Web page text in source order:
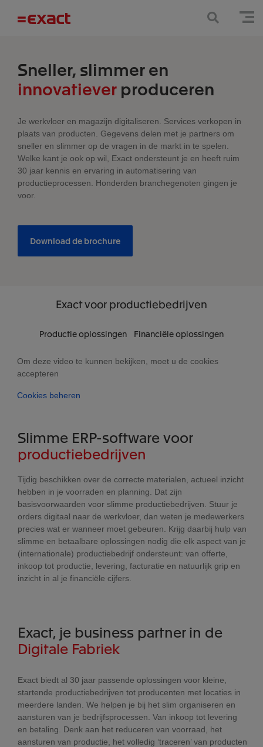
Sneller, slimmer en
innovatieverproduceren
Je werkvloer en magazijn digitaliseren. Services verkopen in
plaats van producten. Gegevens delen met je partners om
sneller en slimmer op de vragen in de markt in te spelen.
Welke kant je ook op wil, Exact ondersteunt je en heeft ruim
30 jaar kennis en ervaring in automatisering van
productieprocessen. Honderden branchegenoten gingen je
voor.
Download de brochure
Exactvoor productiebedrijven
Productie oplossingen Financiële oplossingen
Om deze video te kunnen bekijken, moet u de cookies
accepteren
Cookies beheren
Slimme ERP-software voor
productiebedrijven
Tijdig beschikken over de correcte materialen, actueel inzicht
hebben in je voorraden en planning. Dat zijn
basisvoorwaarden voor slimme productiebedrijven. Stuur je
orders digitaal naar de werkvloer, dan weten je medewerkers
precies wat er wanneer moet gebeuren. Krijg daarbij hulp van
slimme en betaalbare oplossingen nodig die elk aspect van je
(internationale) productiebedrijf ondersteunt: van offerte,
inkoop tot productie, levering, facturatie en natuurlijk grip en
inzicht in al je financiële cijfers.
Exact, je business partner in de
Digitale Fabriek
Exact biedt al 30 jaar passende oplossingen voor kleine,
startende productiebedrijven tot producenten met locaties in
meerdere landen. We helpen je bij het slim organiseren en
aansturen van je bedrijfsprocessen. Van inkoop tot levering
en betaling. Denk aan het reduceren van voorraad, het
aansturen van productie, het volledig ‘traceren’ van producten